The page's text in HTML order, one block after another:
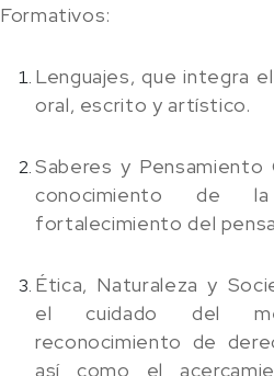
Formativos:
Lenguajes, que integra
oral, escrito y artístico.
Saberes y
conocimiento de
fortalecimiento del
Ética, Naturaleza y
el cuidado del
reconocimiento de
así como el